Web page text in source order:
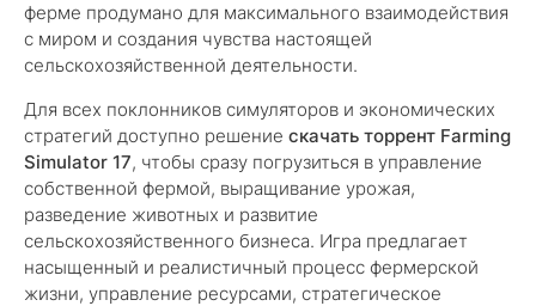
ферме продумано для максимального взаимодействия
с миром и создания чувства настоящей
сельскохозяйственной деятельности.
Для всех поклонников симуляторов и экономических
стратегий доступно решение скачать торрент Farming
Simulator 17, чтобы сразу погрузиться в управление
собственной фермой, выращивание урожая,
разведение животных и развитие
сельскохозяйственного бизнеса. Игра предлагает
насыщенный и реалистичный процесс фермерской
жизни, управление ресурсами, стратегическое